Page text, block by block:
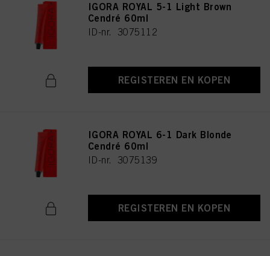
IGORA ROYAL 5-1 Light Brown
Cendré 60ml
ID-nr. 3075112
REGISTEREN EN KOPEN
IGORA ROYAL 6-1 Dark Blonde
Cendré 60ml
ID-nr. 3075139
REGISTEREN EN KOPEN